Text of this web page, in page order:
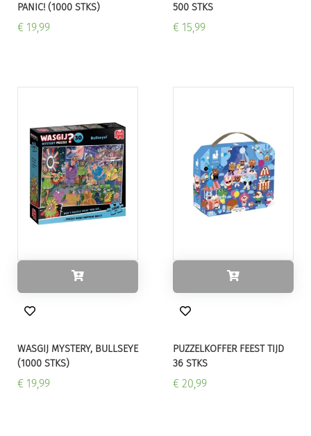
PANIC! (1000 STKS)
€ 19,99
500 STKS
€ 15,99
WASGIJ MYSTERY, BULLSEYE
(1000 STKS)
€ 19,99
PUZZELKOFFER FEEST TIJD
36 STKS
€ 20,99